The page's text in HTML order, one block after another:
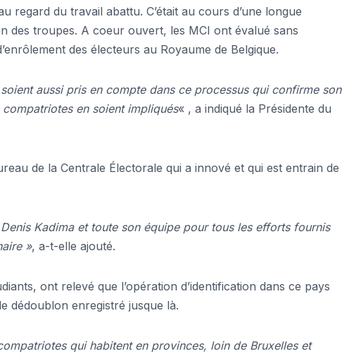
regard du travail abattu. C’était au cours d’une longue
des troupes. A coeur ouvert, les MCI ont évalué sans
des électeurs au Royaume de Belgique.
aussi pris en compte dans ce processus qui confirme son
en soient impliqués« , a indiqué la Présidente du
de la Centrale Électorale qui a innové et qui est entrain de
Kadima et toute son équipe pour tous les efforts fournis
», a-t-elle ajouté.
ont relevé que l’opération d’identification dans ce pays
dédoublon enregistré jusque là.
qui habitent en provinces, loin de Bruxelles et